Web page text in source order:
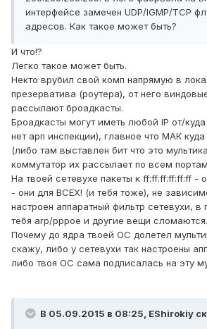
интерфейсе замечен UDP/IGMP/TCP
адресов. Как такое может быть?
И что!?
Легко такое может быть.
Некто врубил свой комп напрямую в
презерватива (роутера), от него
рассылают броадкасты.
Броадкасты могут иметь любой IP от/
нет арп инспекции), главное что МАК
(либо там выставлен бит что это
коммутатор их рассылает по всем
На твоей сетевухе пакеты к ff:ff:ff:ff:ff:ff -
- они для ВСЕХ! (и тебя тоже), не
настроен аппаратный фильтр сетевухи, в
тебя arp/pppoe и другие вещи сломаются.
Почему до ядра твоей ОС долетел
скажу, либо у сетевухи так настроены
либо твоя ОС сама подписалась на эту
В 05.09.2015 в 08:25, EShirokiy